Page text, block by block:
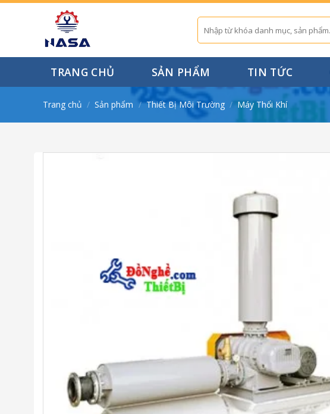
Skip
Tìm
kiếm:
TRANG CHỦ SẢN PHẨM TIN TỨC
Trang chủ / Sản phẩm / Thiết Bị Môi Trường / Máy Thổi Khí